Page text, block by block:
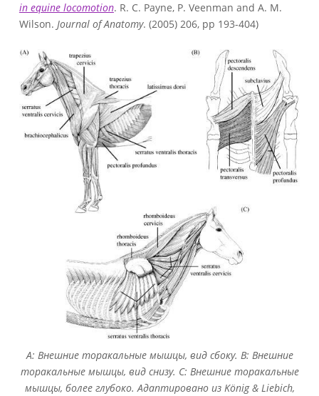
in equine locomotion. R. C. Payne, P. Veenman and A. M.
Wilson. Journal of Anatomy. (2005) 206, pp 193-404)
A: Внешние торакальные мышцы, вид сбоку. B: Внешние
торакальные мышцы, вид снизу. C: Внешние торакальные
мышцы, более глубоко. Адаптировано из König & Liebich,